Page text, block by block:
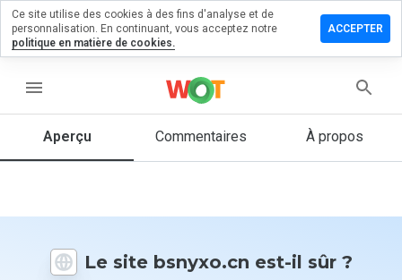
menu
Aperçu Commentaires À propos
Le site bsnyxo.cn est-il sûr ?
un
1 et 5
vous à ce
Ce site utilise des cookies à des fins d'analyse et de
personnalisation. En continuant, vous acceptez notre
politique en matière de cookies.
ACCEPTER